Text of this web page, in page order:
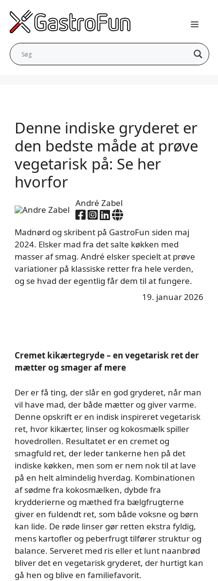
indhold
Denne indiske gryderet er
den bedste måde at prøve
vegetarisk på: Se her
hvorfor
André Zabel
Madnørd og skribent på GastroFun siden maj
2024. Elsker mad fra det salte køkken med
masser af smag. André elsker specielt at prøve
variationer på klassiske retter fra hele verden,
og se hvad der egentlig får dem til at fungere.
19. januar 2026
Cremet kikærtegryde – en vegetarisk ret der
mætter og smager af mere
Der er få ting, der slår en god gryderet, når man
vil have mad, der både mætter og giver varme.
Denne opskrift er en indisk inspireret vegetarisk
ret, hvor kikærter, linser og kokosmælk spiller
hovedrollen. Resultatet er en cremet og
smagfuld ret, der leder tankerne hen på det
indiske køkken, men som er nem nok til at lave
på en helt almindelig hverdag. Kombinationen
af sødme fra kokosmælken, dybde fra
krydderierne og mæthed fra bælgfrugterne
giver en fuldendt ret, som både voksne og børn
kan lide. De røde linser gør retten ekstra fyldig,
mens kartofler og peberfrugt tilfører struktur og
balance. Serveret med ris eller et lunt naanbrød
bliver det en vegetarisk gryderet, der hurtigt kan
gå hen og blive en familiefavorit.